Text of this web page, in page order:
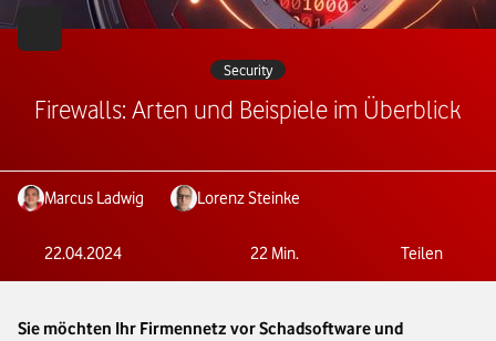
Security
Firewalls: Arten und Beispiele im Überblick
Marcus Ladwig Lorenz Steinke
22.04.2024 22 Min. Teilen
Sie möchten Ihr Firmennetz vor Schadsoftware und